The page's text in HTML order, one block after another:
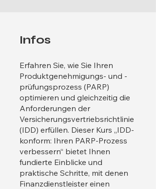
Infos
Erfahren Sie, wie Sie Ihren
Produktgenehmigungs- und -
prüfungsprozess (PARP)
optimieren und gleichzeitig die
Anforderungen der
Versicherungsvertriebsrichtlinie
(IDD) erfüllen. Dieser Kurs „IDD-
konform: Ihren PARP-Prozess
verbessern“ bietet Ihnen
fundierte Einblicke und
praktische Schritte, mit denen
Finanzdienstleister einen